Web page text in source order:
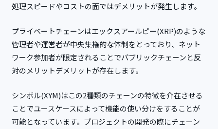
処理スピードやコストの面ではデメリットが発生します。
プライベートチェーンはエックスアールピー(XRP)のような
管理者や運営者が中央集権的な体制をとっており、ネット
ワーク参加者が限定されることでパブリックチェーンと反
対のメリットデメリットが存在します。
シンボル(XYM)はこの2種類のチェーンの特徴を介在させる
ことでユースケースによって機能の使い分けをすることが
可能となっています。プロジェクトの開発の際にチェーン